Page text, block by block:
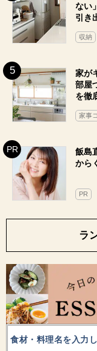
ない
引き
収納
家が
部屋
を徹
家事
飯島
から
PR
ラ